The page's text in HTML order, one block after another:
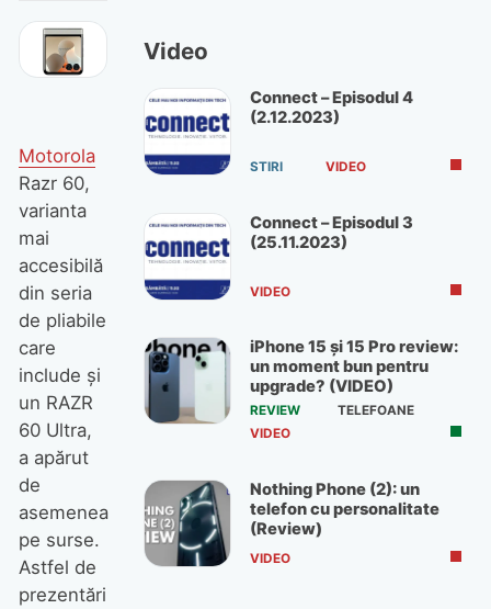
Motorola
Razr 60,
varianta
mai
accesibilă
din seria
de pliabile
care
include și
un RAZR
60 Ultra,
a apărut
de
asemenea
pe surse.
Astfel de
prezentări
Video
Connect – Episodul 4
(2.12.2023)
STIRI VIDEO
Connect – Episodul 3
(25.11.2023)
VIDEO
iPhone 15 și 15 Pro review:
un moment bun pentru
upgrade? (VIDEO)
REVIEW
TELEFOANE
VIDEO
Nothing Phone (2): un
telefon cu personalitate
(Review)
VIDEO